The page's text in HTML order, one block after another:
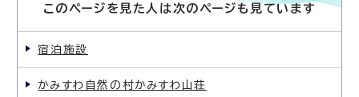
このページを見た人は次のページも見ています
宿泊施設
かみすわ自然の村かみすわ山荘